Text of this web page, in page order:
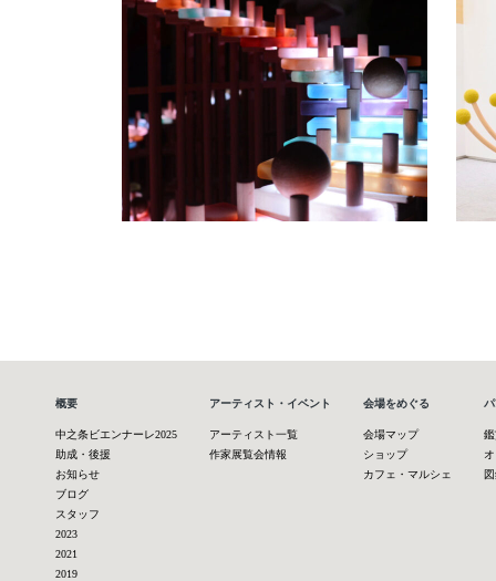
概要
中之条ビエンナーレ2025
助成・後援
お知らせ
ブログ
スタッフ
2023
2021
2019
アーティスト・イベント
アーティスト一覧
作家展覧会情報
会場をめぐる
会場マップ
ショップ
カフェ・マルシェ